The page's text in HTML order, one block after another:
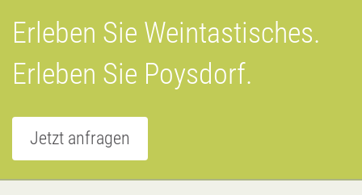
Erleben Sie Weintastisches.
Erleben Sie Poysdorf.
Jetzt anfragen